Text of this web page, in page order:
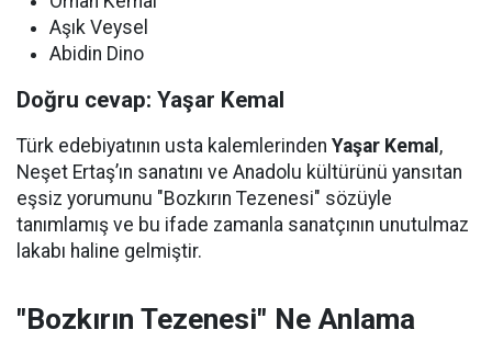
Aşık Veysel
Abidin Dino
Doğru cevap: Yaşar Kemal
Türk edebiyatının usta kalemlerinden Yaşar Kemal ,
Neşet Ertaş’ın sanatını ve Anadolu kültürünü yansıtan
eşsiz yorumunu "Bozkırın Tezenesi" sözüyle
tanımlamış ve bu ifade zamanla sanatçının unutulmaz
lakabı haline gelmiştir.
"Bozkırın Tezenesi" Ne Anlama